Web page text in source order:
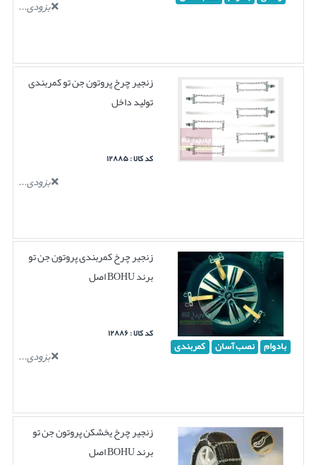
بزودی...
زنجیر چرخ پروتون جن تو کمربندی
تولید داخل
کد کالا : ۱۲۸۸۵
بزودی...
بادوام نصب آسان کمربندی
زنجیر چرخ کمربندی پروتون جن تو
برند BOHU اصل
کد کالا : ۱۲۸۸۶
بزودی...
زنجیر چرخ یخشکن پروتون جن تو
برند BOHU اصل